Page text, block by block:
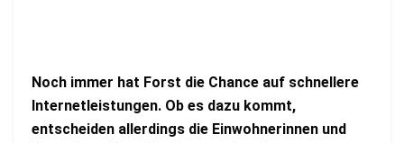
Noch immer hat Forst die Chance auf schnellere
Internetleistungen. Ob es dazu kommt,
entscheiden allerdings die Einwohnerinnen und